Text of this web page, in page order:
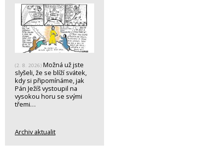
(2. 8. 2026) Možná už jste
slyšeli, že se blíží svátek,
kdy si připomínáme, jak
Pán Ježíš vystoupil na
vysokou horu se svými
třemi…
Archiv aktualit